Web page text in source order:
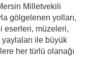
Milletvekili
gölgelenen yolları,
eserleri, müzeleri,
yaylaları ile büyük
her türlü olanağı